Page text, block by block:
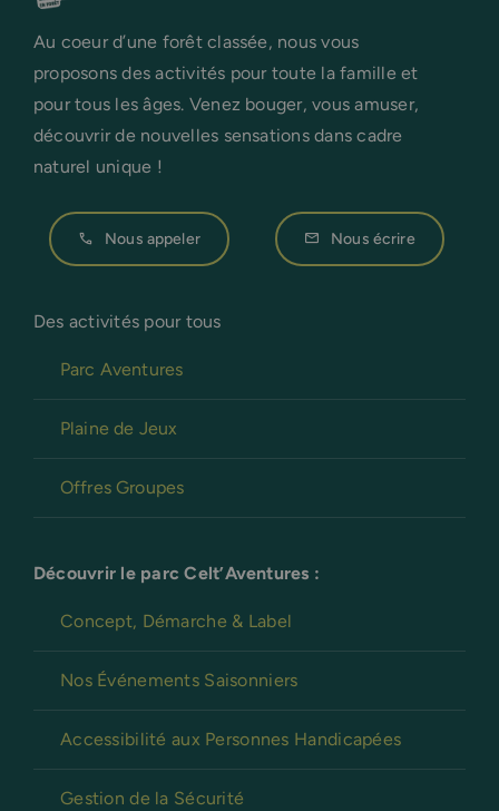
Des activités pour tous
Parc Aventures
Plaine de Jeux
Offres Groupes
Nous appeler Nous écrire
Au coeur d’une forêt classée, nous vous
proposons des activités pour toute la famille et
pour tous les âges. Venez bouger, vous amuser,
découvrir de nouvelles sensations dans cadre
naturel unique !
Découvrir le parc Celt’Aventures :
Concept, Démarche & Label
Nos Événements Saisonniers
Accessibilité aux Personnes Handicapées
Gestion de la Sécurité